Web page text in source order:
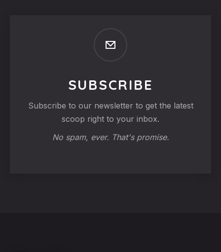
SUBSCRIBE
Subscribe to our newsletter to get the latest
scoop right to your inbox.
No spam, ever. That's promise.